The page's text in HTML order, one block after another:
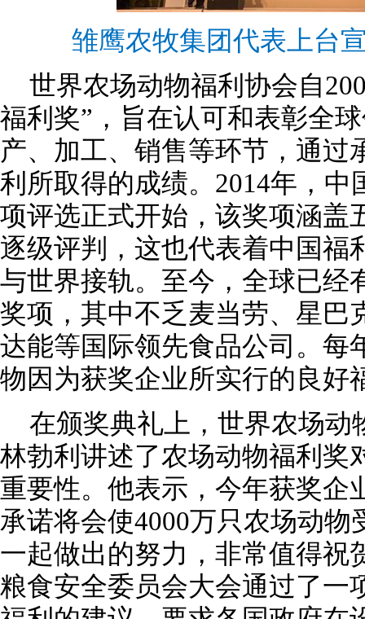
雏鹰农牧集团代表上台
世界农场动物福利协会自
福利奖”，旨在认可和表彰全
产、加工、销售等环节，通过
利所取得的成绩。2014年，
项评选正式开始，该奖项涵盖
逐级评判，这也代表着中国福
与世界接轨。至今，全球已经
奖项，其中不乏麦当劳、星巴
达能等国际领先食品公司。每
物因为获奖企业所实行的良好
在颁奖典礼上，世界农场动
林勃利讲述了农场动物福利奖
重要性。他表示，今年获奖企
承诺将会使4000万只农场动
一起做出的努力，非常值得祝
粮食安全委员会大会通过了一